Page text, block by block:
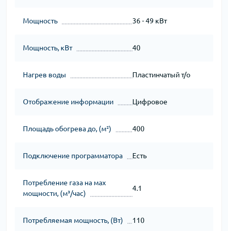
Мощность 36 - 49 кВт
Мощность, кВт 40
Нагрев воды Пластинчатый т/о
Отображение информации Цифровое
Площадь обогрева до, (м²) 400
Подключение программатора Есть
Потребление газа на мах
мощности, (м³/час)
4.1
Потребляемая мощность, (Вт) 110